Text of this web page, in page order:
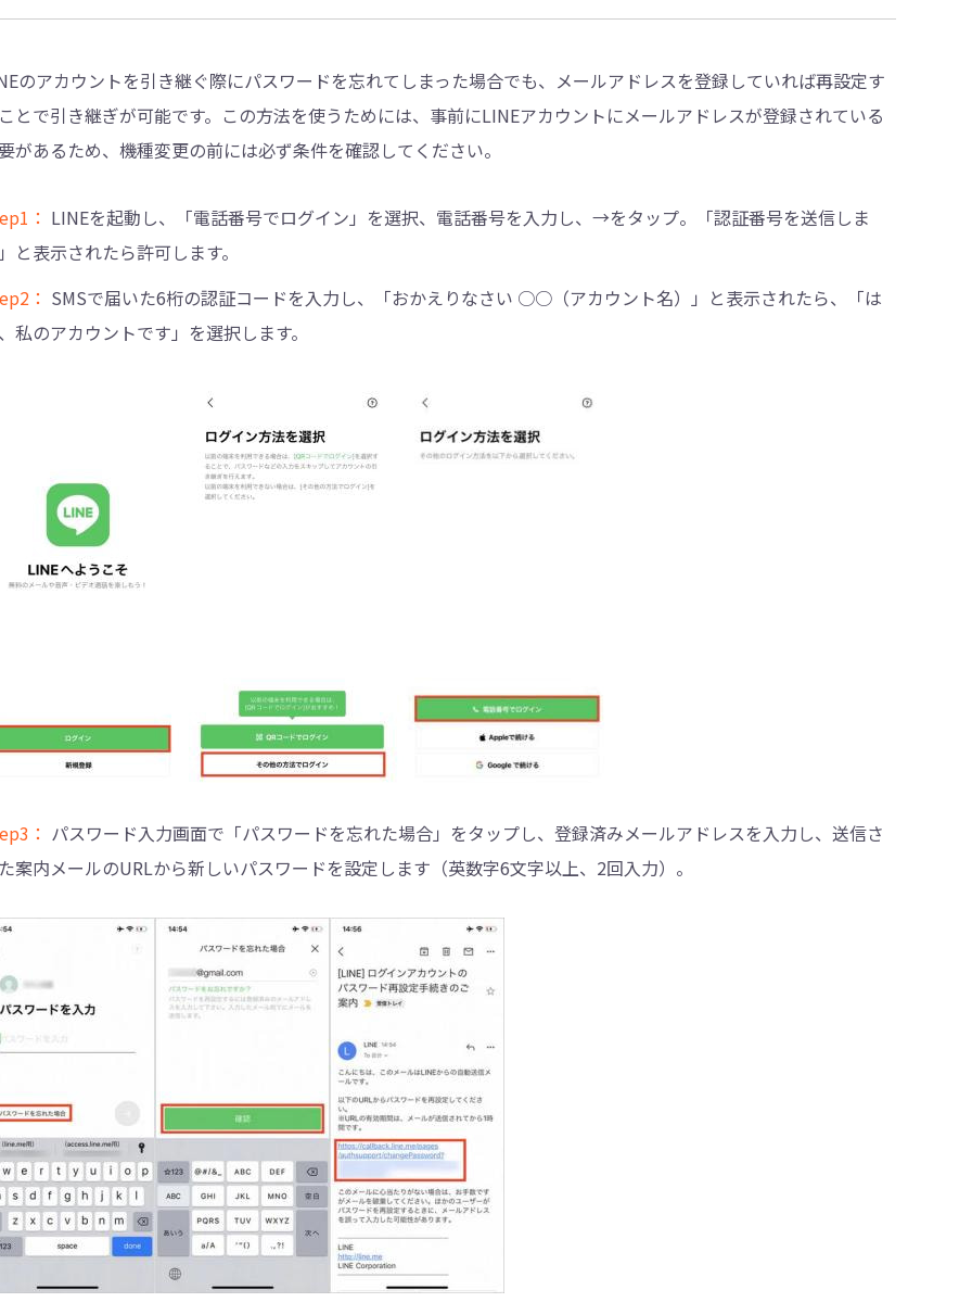
のアカウントを引き継ぐ際にパスワードを忘れてしまった場合でも、メールアドレスを登録していれば再設定す
とで引き継ぎが可能です。この方法を使うためには、事前にLINEアカウントにメールアドレスが登録されている
があるため、機種変更の前には必ず条件を確認してください。
： LINEを起動し、「電話番号でログイン」を選択、電話番号を入力し、→をタップ。「認証番号を送信しま
と表示されたら許可します。
： SMSで届いた6桁の認証コードを入力し、「おかえりなさい ○○（アカウント名）」と表示されたら、「は
私のアカウントです」を選択します。
： パスワード入力画面で「パスワードを忘れた場合」をタップし、登録済みメールアドレスを入力し、送信さ
案内メールのURLから新しいパスワードを設定します（英数字6文字以上、2回入力）。